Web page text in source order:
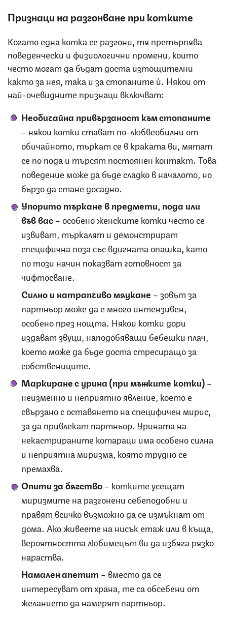
Признаци на разгонване при котките
Когато една котка се разгони, тя претърпява
поведенчески и физиологични промени, които
често могат да бъдат доста изтощителни
както за нея, така и за стопаните ѝ. Някои от
най-очевидните признаци включват:
Необичайна привързаност към стопаните
– някои котки стават по-любвеобилни от
обичайното, търкат се в краката ви, мятат
се по пода и търсят постоянен контакт. Това
поведение може да бъде сладко в началото, но
бързо да стане досадно.
Упорито търкане в предмети, пода или
във вас– особено женските котки често се
извиват, търкалят и демонстрират
специфична поза със вдигната опашка, като
по този начин показват готовност за
чифтосване.
Силно и натрапчиво мяукане – зовът за
партньор може да е много интензивен,
особено през нощта. Някои котки дори
издават звуци, наподобяващи бебешки плач,
което може да бъде доста стресиращо за
собствениците.
Маркиране с урина (при мъжките котки)–
неизменно и неприятно явление, което е
свързано с оставянето на специфичен мирис,
за да привлекат партньор. Урината на
некастрираните котараци има особено силна
и неприятна миризма, която трудно се
премахва.
Опити за бягство– котките усещат
миризмите на разгонени себеподобни и
правят всичко възможно да се измъкнат от
дома. Ако живеете на нисък етаж или в къща,
вероятността любимецът ви да избяга рязко
нараства.
Намален апетит – вместо да се
интересуват от храна, те са обсебени от
желанието да намерят партньор.